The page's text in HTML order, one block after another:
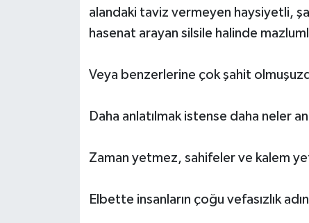
alandaki taviz vermeyen haysiyetli,
hasenat arayan silsile halinde
Veya benzerlerine çok şahit
Daha anlatılmak istense daha neler
Zaman yetmez, sahifeler ve kalem
Elbette insanların çoğu vefasızlık